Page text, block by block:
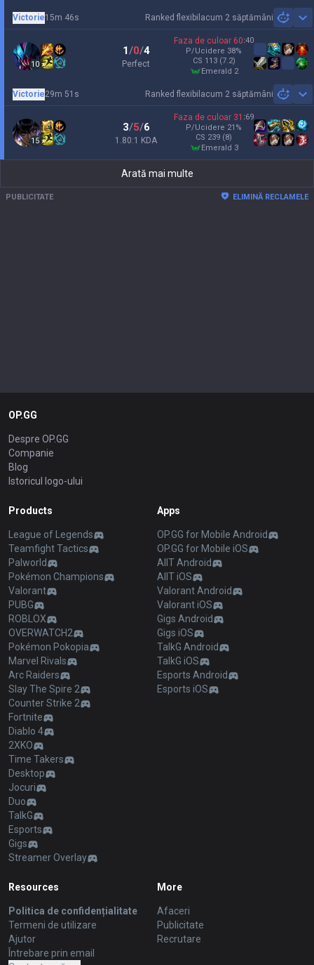
Ranked flexibil acum 2 săptămâni
Victorie15m 46s
10
1/0/4
Perfect
Faza de culoar 60:40
P/Ucidere 38%
CS 113 (7.2)
emerald 2
Ranked flexibil acum 2 săptămâni
Victorie29m 51s
15
3/5/6
1.80:1 KDA
Faza de culoar 31 :69
P/Ucidere 21 %
CS 239 (8)
emerald 3
Arată mai multe
PUBLICITATE ELIMINĂ RECLAMELE
OP.GG
Despre OP.GG
Companie
Blog
Istoricul logo-ului
Products
League of Legends
Teamfight Tactics
Palworld
Pokémon Champions
Valorant
PUBG
ROBLOX
OVERWATCH2
Pokémon Pokopia
Marvel Rivals
Arc Raiders
Slay The Spire 2
Counter Strike 2
Fortnite
Diablo 4
2XKO
Time Takers
Desktop
Jocuri
Duo
TalkG
Esports
Gigs
Streamer Overlay
Apps
OP.GG for Mobile Android
OP.GG for Mobile iOS
AllT Android
AllT iOS
Valorant Android
Valorant iOS
Gigs Android
Gigs iOS
TalkG Android
TalkG iOS
Esports Android
Esports iOS
Resources
Politica de confidențialitate
Termeni de utilizare
Ajutor
Întrebare prin email
More
Afaceri
Publicitate
Recrutare